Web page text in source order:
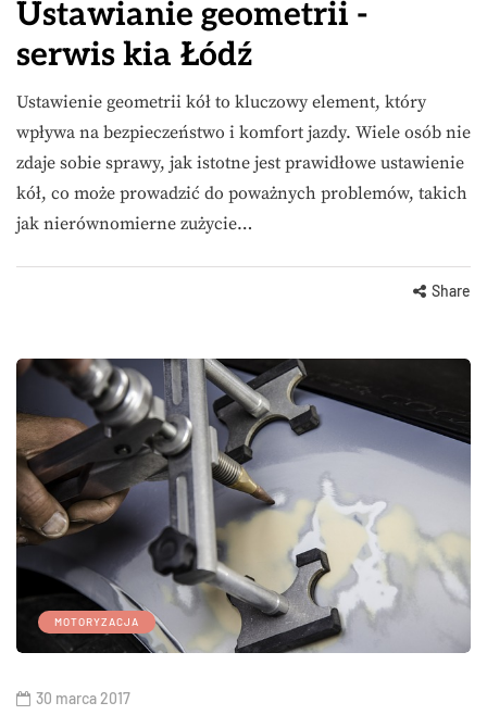
Ustawianie geometrii -
serwis kia Łódź
Ustawienie geometrii kół to kluczowy element, który
wpływa na bezpieczeństwo i komfort jazdy. Wiele osób nie
zdaje sobie sprawy, jak istotne jest prawidłowe ustawienie
kół, co może prowadzić do poważnych problemów, takich
jak nierównomierne zużycie…
Share
MOTORYZACJA
30 marca 2017